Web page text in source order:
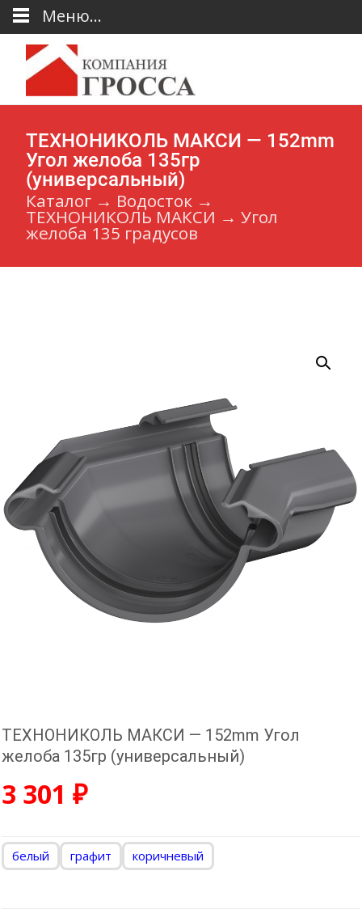
ТЕХНОНИКОЛЬ МАКСИ — 152mm
Угол желоба 135гр
(универсальный)
Каталог → Водосток →
ТЕХНОНИКОЛЬ МАКСИ → Угол
желоба 135 градусов
ТЕХНОНИКОЛЬ МАКСИ — 152mm Угол
желоба 135гр (универсальный)
3 301 ₽
белый графит коричневый
Меню...